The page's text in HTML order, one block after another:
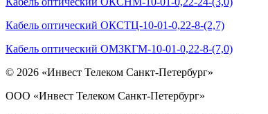
Кабель оптический ОКСТЦ-10-01-0,22-8-(2,7)
Кабель оптический ОМЗКГМ-10-01-0,22-8-(7,0)
© 2026 «Инвест Телеком Санкт-Петербург»
ООО «Инвест Телеком Санкт-Петербург»